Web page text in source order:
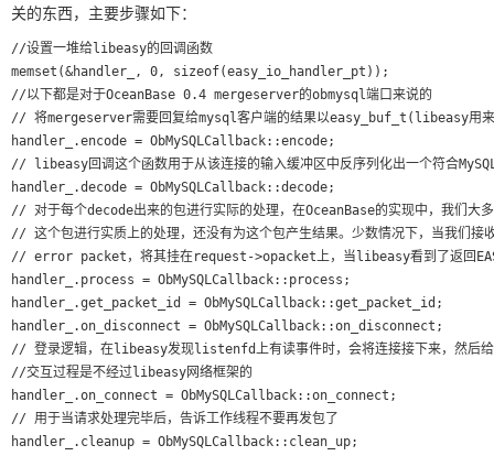
关的东西，主要步骤如下：
//设置一堆给libeasy的回调函数
memset(&handler_, 0, sizeof(easy_io_handler_pt));
//以下都是对于OceanBase 0.4 mergeserver的obmysql端口来说的
// 将mergeserver需要回复给mysql客户端的结果以easy_buf_t(libeasy用来
handler_.encode = ObMySQLCallback::encode;
// libeasy回调这个函数用于从该连接的输入缓冲区中反序列化出一个符合
handler_.decode = ObMySQLCallback::decode;
// 对于每个decode出来的包进行实际的处理，在OceanBase的实现中，我们大
// 这个包进行实质上的处理，还没有为这个包产生结果。少数情况下，当我们接
// error packet，将其挂在request->opacket上，当libeasy看到了返回
handler_.process = ObMySQLCallback::process;
handler_.get_packet_id = ObMySQLCallback::get_packet_id;
handler_.on_disconnect = ObMySQLCallback::on_disconnect;
// 登录逻辑，在libeasy发现listenfd上有读事件时，会将连接接下来，然后给
//交互过程是不经过libeasy网络框架的
handler_.on_connect = ObMySQLCallback::on_connect;
// 用于当请求处理完毕后，告诉工作线程不要再发包了
handler_.cleanup = ObMySQLCallback::clean_up;